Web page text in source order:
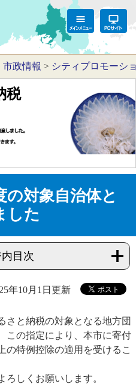
市政情報 > シティプロモーシ
税
対象自治体と
した
目次
年10月1日更新
さと納税の対象となる地方団
この指定により、本市に寄付
の特例控除の適用を受けるこ
しくお願いします。